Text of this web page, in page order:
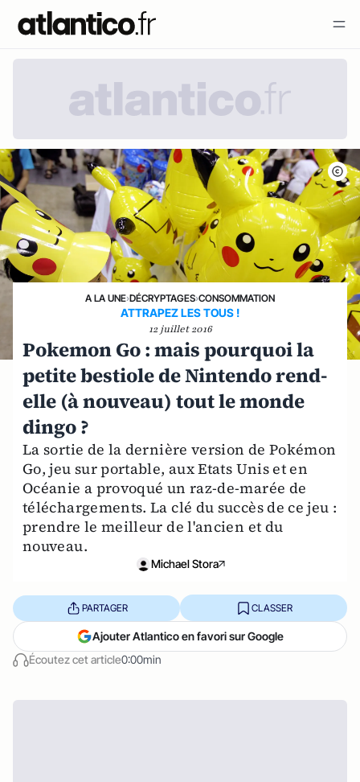
A LA UNE›DÉCRYPTAGES›CONSOMMATION
ATTRAPEZ LES TOUS !
12 juillet 2016
Pokemon Go : mais pourquoi la
petite bestiole de Nintendo rend-
elle (à nouveau) tout le monde
dingo ?
La sortie de la dernière version de Pokémon
Go, jeu sur portable, aux Etats Unis et en
Océanie a provoqué un raz-de-marée de
téléchargements. La clé du succès de ce jeu :
prendre le meilleur de l'ancien et du
nouveau.
Michael Stora
Écoutez cet article0:00min
PARTAGER CLASSER
Ajouter Atlantico en favori sur Google